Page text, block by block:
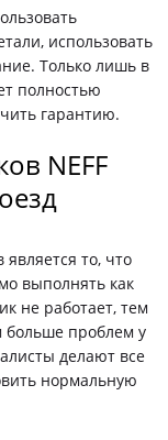
использовать
Только лишь в
полностью
гарантию.
NEFF
то, что
выполнять как
не работает, тем
проблем у
делают все
нормальную